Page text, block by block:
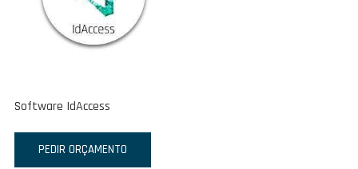
Software IdAccess
PEDIR ORÇAMENTO